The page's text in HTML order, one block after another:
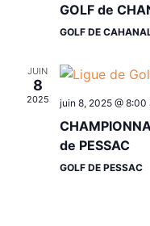
GOLF de
GOLF DE
JUIN
8
2025 juin 8, 2025 @ 8:00
de PESSAC
GOLF DE PESSAC